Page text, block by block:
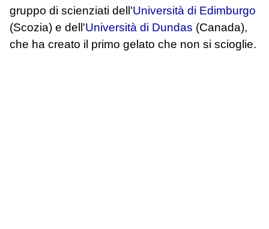
gruppo di scienziati dell'Università di Edimburgo
(Scozia) e dell'Università di Dundas (Canada),
che ha creato il primo gelato che non si scioglie.